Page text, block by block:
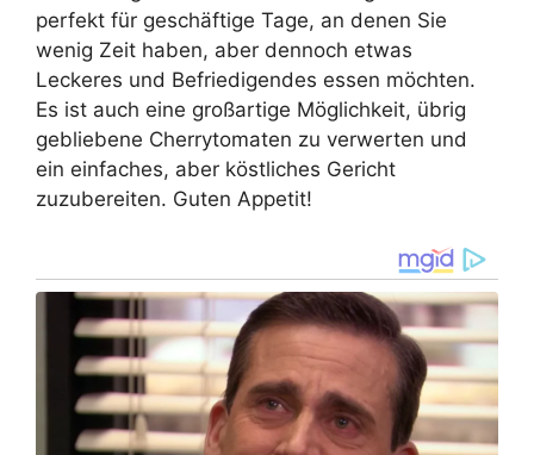
perfekt für geschäftige Tage, an denen Sie
wenig Zeit haben, aber dennoch etwas
Leckeres und Befriedigendes essen möchten.
Es ist auch eine großartige Möglichkeit, übrig
gebliebene Cherrytomaten zu verwerten und
ein einfaches, aber köstliches Gericht
zuzubereiten. Guten Appetit!